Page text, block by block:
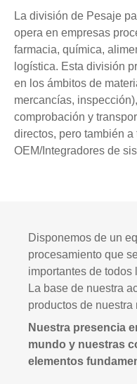
La división de Pesaje
opera en empresas
farmacia, química,
logística. Esta división
en los ámbitos de
mercancías,
comprobación y
directos, pero también
OEM/Integradores de
Disponemos de un
procesamiento que
importantes de todos
La base de nuestra
productos de nuestra
Nuestra presencia
mundo y nuestras
elementos